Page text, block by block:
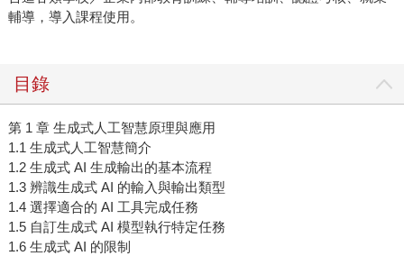
輔導，導入課程使用。
目錄
第 1 章 生成式人工智慧原理與應用
1.1 生成式人工智慧簡介
1.2 生成式 AI 生成輸出的基本流程
1.3 辨識生成式 AI 的輸入與輸出類型
1.4 選擇適合的 AI 工具完成任務
1.5 自訂生成式 AI 模型執行特定任務
1.6 生成式 AI 的限制